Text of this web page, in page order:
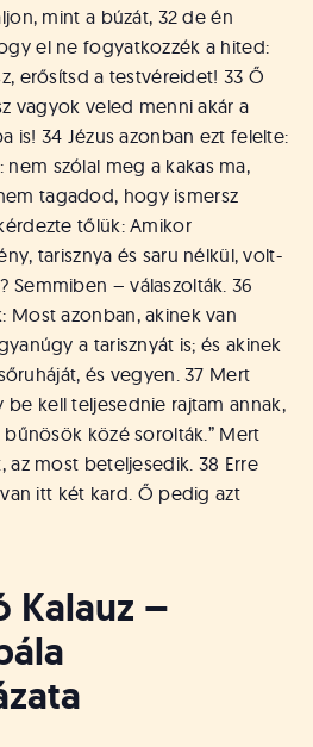
mint a búzát, 32 de én
el ne fogyatkozzék a hited:
erősítsd a testvéreidet! 33 Ő
vagyok veled menni akár a
is! 34 Jézus azonban ezt felelte:
szólal meg a kakas ma,
tagadod, hogy ismersz
tőlük: Amikor
tarisznya és saru nélkül, volt-
Semmiben – válaszolták. 36
Most azonban, akinek van
a tarisznyát is; és akinek
és vegyen. 37 Mert
kell teljesednie rajtam annak,
bűnösök közé sorolták.” Mert
most beteljesedik. 38 Erre
itt két kard. Ő pedig azt
Kalauz –